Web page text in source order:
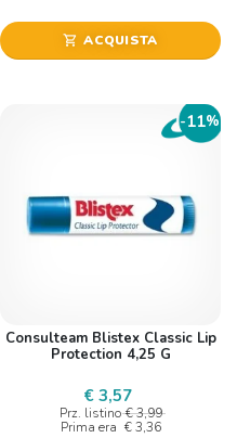
shopping_cart ACQUISTA
-11%
Consulteam Blistex Classic Lip
Protection 4,25 G
€ 3,57
Prz. listino € 3,99
Prima era € 3,36